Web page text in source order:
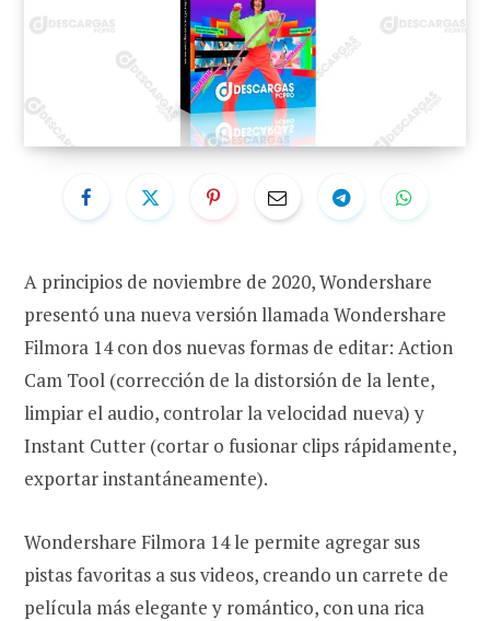
A principios de noviembre de 2020, Wondershare
presentó una nueva versión llamada Wondershare
Filmora 14 con dos nuevas formas de editar: Action
Cam Tool (corrección de la distorsión de la lente,
limpiar el audio, controlar la velocidad nueva) y
Instant Cutter (cortar o fusionar clips rápidamente,
exportar instantáneamente).
Wondershare Filmora 14 le permite agregar sus
pistas favoritas a sus videos, creando un carrete de
película más elegante y romántico, con una rica